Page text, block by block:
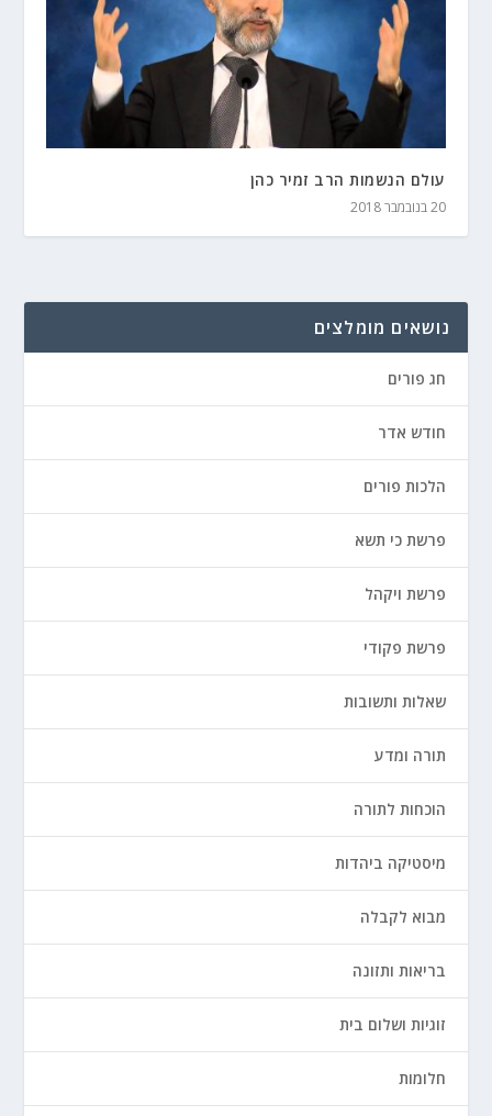
עולם הנשמות הרב זמיר כהן
20 בנובמבר 2018
נושאים מומלצים
חג פורים
חודש אדר
הלכות פורים
פרשת כי תשא
פרשת ויקהל
פרשת פקודי
שאלות ותשובות
תורה ומדע
הוכחות לתורה
מיסטיקה ביהדות
מבוא לקבלה
בריאות ותזונה
זוגיות ושלום בית
חלומות